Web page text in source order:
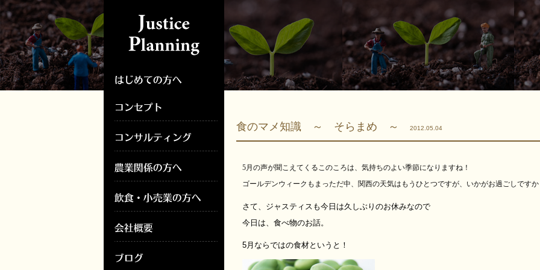
食のマメ知識 ～ そらまめ ～ 2012.05.04
5月の声が聞こえてくるこのころは、気持ちのよい季節になりますね！
ゴールデンウィークもまっただ中、関西の天気はもうひとつですが、いかがお過ごしです
さて、ジャスティスも今日は久しぶりのお休みなので
今日は、食べ物のお話。
5月ならではの食材というと！